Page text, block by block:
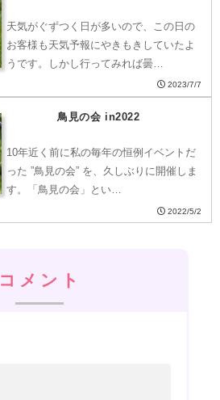
天気がぐずつく日が多いので、この日の
お客様も天気予報にやきもきしていたよ
うです。しかし行ってみれば曇…
2023/7/7
鳥見の会 in2022
10年近く前に私の毎年の恒例イベントだ
った ”鳥見の会” を、久しぶりに開催しま
す。「鳥見の会」とい…
2022/5/2
コメント